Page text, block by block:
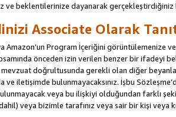
ve beklentilerinize dayanarak gerçekleştirdiğiniz
Associate Olarak
Amazon’un Program İçeriğini görüntülemenize
önceden izin verilen benzer bir ifadeyi
doğrultusunda gerekli olan diğer beyanlar
ve iletişimde bulunmayacaksınız. İşbu
veya bu ilişkiyi olduğundan farklı
veya bizimle tarafınız veya sair bir kişi veya